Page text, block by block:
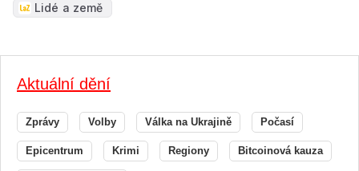
Lidé a země
Aktuální dění
Zprávy Volby Válka na Ukrajině Počasí
Epicentrum Krimi Regiony Bitcoinová kauza